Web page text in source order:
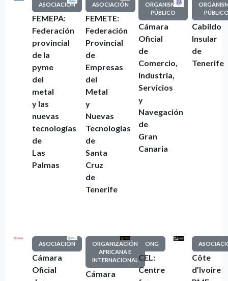
ASOCIACIÓN
FEMEPA:
Federación
provincial
de la
pyme
del
metal
y las
nuevas
tecnologías
de
Las
Palmas
ASOCIACIÓN
FEMETE:
Federación
Provincial
de
Empresas
del
Metal
y
Nuevas
Tecnologías
de
Santa
Cruz
de
Tenerife
ORGANISMO
PÚBLICO
Cámara
Oficial
de
Comercio,
Industria,
Servicios
y
Navegación
de
Gran
Canaria
Cabildo
Insular
de
Tenerife
ASOCIACIÓN
Cámara
Oficial
ORGANIZACIÓN
AFRICANA E
INTERNACIONAL
Cámara
ONG
CEL:
Centre
Côte
d’Ivoire